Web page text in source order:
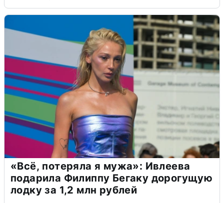
«Всё, потеряла я мужа»: Ивлеева
подарила Филиппу Бегаку дорогущую
лодку за 1,2 млн рублей